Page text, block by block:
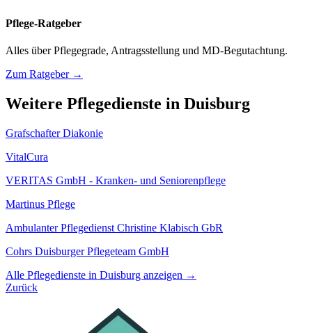
Pflege-Ratgeber
Alles über Pflegegrade, Antragsstellung und MD-Begutachtung.
Zum Ratgeber →
Weitere Pflegedienste in Duisburg
Grafschafter Diakonie
VitalCura
VERITAS GmbH - Kranken- und Seniorenpflege
Martinus Pflege
Ambulanter Pflegedienst Christine Klabisch GbR
Cohrs Duisburger Pflegeteam GmbH
Alle Pflegedienste in Duisburg anzeigen →
Zurück